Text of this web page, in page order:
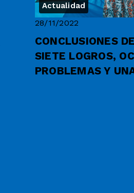
Actualidad
28/11/2022
CONCLUSIONES
SIETE LOGROS,
PROBLEMAS Y